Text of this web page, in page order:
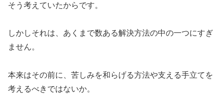
そう考えていたからです。
しかしそれは、あくまで数ある解決方法の中の一つにすぎ
ません。
本来はその前に、苦しみを和らげる方法や支える手立てを
考えるべきではないか。